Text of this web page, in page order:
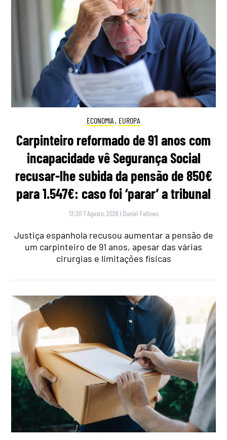
ECONOMIA , EUROPA
Carpinteiro reformado de 91 anos com
incapacidade vê Segurança Social
recusar-lhe subida da pensão de 850€
para 1.547€: caso foi ‘parar’ a tribunal
12:30 7 Agosto, 2026 | Daniel Fallows
Justiça espanhola recusou aumentar a pensão de
um carpinteiro de 91 anos, apesar das várias
cirurgias e limitações físicas